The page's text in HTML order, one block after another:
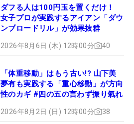
ダフる人は100円玉を置くだけ！
女子プロが実践するアイアン「ダウ
ンブロードリル」が効果抜群
2026年8月6日 (木) 12時00分 40
「体重移動」はもう古い!? 山下美
夢有も実践する「重心移動」が方向
性のカギ #四の五の言わず振り氣れ
2026年8月2日 (日) 12時00分 38